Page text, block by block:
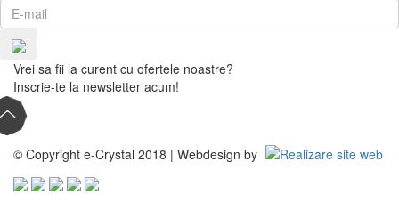
Vrei sa fii la curent cu ofertele noastre?
Inscrie-te la newsletter acum!
© Copyright e-Crystal 2018 | Webdesign by